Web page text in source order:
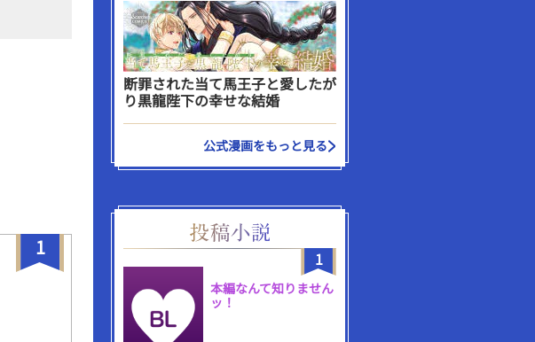
1
断罪された当て馬王子と愛したが
り黒龍陛下の幸せな結婚
公式漫画をもっと見る
1
本編なんて知りません
ッ！